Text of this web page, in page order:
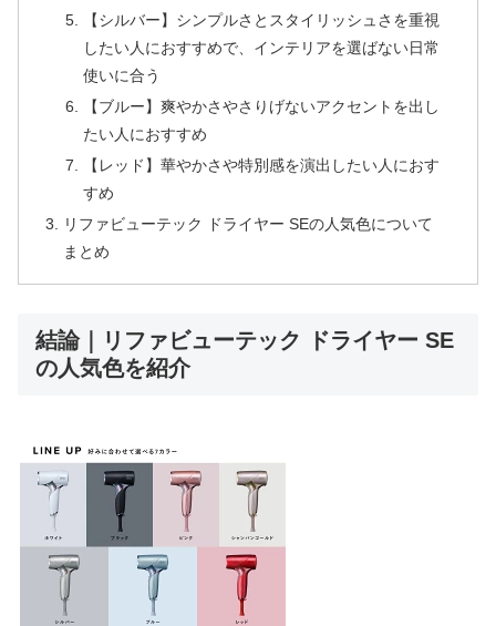
【シルバー】シンプルさとスタイリッシュさを重視
したい人におすすめで、インテリアを選ばない日常
使いに合う
【ブルー】爽やかさやさりげないアクセントを出し
たい人におすすめ
【レッド】華やかさや特別感を演出したい人におす
すめ
リファビューテック ドライヤー SEの人気色について
まとめ
結論｜リファビューテック ドライヤー SE
の人気色を紹介